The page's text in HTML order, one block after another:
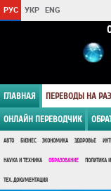
РУС УКР ENG
ГЛАВНАЯ ПЕРЕВОДЫ НА
ОНЛАЙН ПЕРЕВОДЧИК
АВТО БИЗНЕС ЭКОНОМИКА ЗДОРОВЬЕ
НАУКА И ТЕХНИКА ОБРАЗОВАНИЕ ПОЛИТИКА
ТЕХ. ДОКУМЕНТАЦИЯ